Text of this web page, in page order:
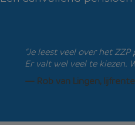
“Je leest veel over het
Er valt wel veel te kiezen.
— Rob van Lingen,